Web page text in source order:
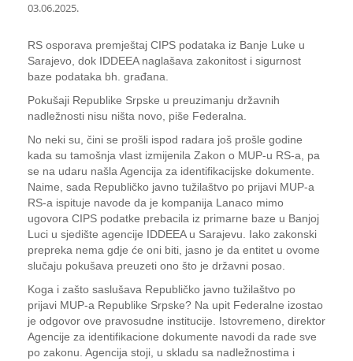
03.06.2025.
RS osporava premještaj CIPS podataka iz Banje Luke u
Sarajevo, dok IDDEEA naglašava zakonitost i sigurnost
baze podataka bh. građana.
Pokušaji Republike Srpske u preuzimanju državnih
nadležnosti nisu ništa novo, piše Federalna.
No neki su, čini se prošli ispod radara još prošle godine
kada su tamošnja vlast izmijenila Zakon o MUP-u RS-a, pa
se na udaru našla Agencija za identifikacijske dokumente.
Naime, sada Republičko javno tužilaštvo po prijavi MUP-a
RS-a ispituje navode da je kompanija Lanaco mimo
ugovora CIPS podatke prebacila iz primarne baze u Banjoj
Luci u sjedište agencije IDDEEA u Sarajevu. Iako zakonski
prepreka nema gdje će oni biti, jasno je da entitet u ovome
slučaju pokušava preuzeti ono što je državni posao.
Koga i zašto saslušava Republičko javno tužilaštvo po
prijavi MUP-a Republike Srpske? Na upit Federalne izostao
je odgovor ove pravosudne institucije. Istovremeno, direktor
Agencije za identifikacione dokumente navodi da rade sve
po zakonu. Agencija stoji, u skladu sa nadležnostima i